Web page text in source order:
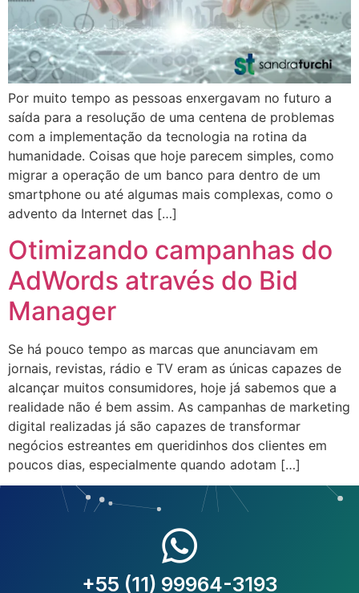
Por muito tempo as pessoas enxergavam no futuro a
saída para a resolução de uma centena de problemas
com a implementação da tecnologia na rotina da
humanidade. Coisas que hoje parecem simples, como
migrar a operação de um banco para dentro de um
smartphone ou até algumas mais complexas, como o
advento da Internet das […]
Otimizando campanhas do
AdWords através do Bid
Manager
Se há pouco tempo as marcas que anunciavam em
jornais, revistas, rádio e TV eram as únicas capazes de
alcançar muitos consumidores, hoje já sabemos que a
realidade não é bem assim. As campanhas de marketing
digital realizadas já são capazes de transformar
negócios estreantes em queridinhos dos clientes em
poucos dias, especialmente quando adotam […]
+55 (11) 99964-3193